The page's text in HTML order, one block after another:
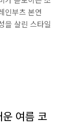
인부츠 본연
을 살린 스타일
여름 코